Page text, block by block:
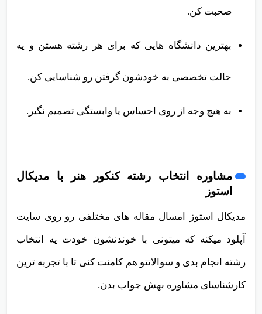
صحبت کن.
بهترین دانشگاه هایی که برای هر رشته هستن و یه
حالت تخصصی به خودشون گرفتن رو شناسایی کن.
به هیچ وجه از روی احساس یا وابستگی تصمیم نگیر.
مشاوره انتخاب رشته کنکور هنر با مدیکال
استوز
مدیکال استوز امسال مقاله های مختلفی رو روی سایت
آپلود میکنه که میتونی با خوندنشون خودت یه انتخاب
رشته انجام بدی و سوالاتتو هم کامنت کنی تا با تجربه ترین
کارشناسای مشاوره بهش جواب بدن.